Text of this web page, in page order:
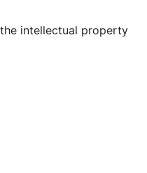
intellectual property